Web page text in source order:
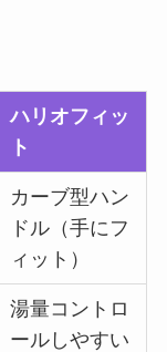
ハリオフィッ
ト
カーブ型ハン
ドル（手にフ
ィット）
湯量コントロ
ールしやすい